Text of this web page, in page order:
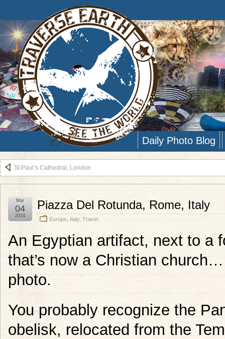
Daily Photo Blog
St.Paul’s Cathedral, London
Piazza Del Rotunda, Rome, Italy
Europe Italy, Travel
Mar
04
2014
An Egyptian artifact, next to a
that’s now a Christian
photo.
You probably recognize the
obelisk, relocated from the